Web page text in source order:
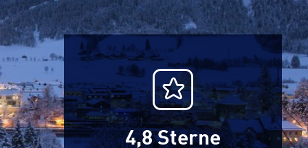
4,8Sterne